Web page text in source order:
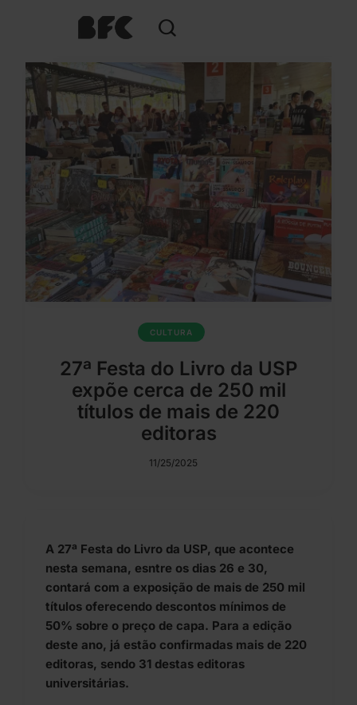
CULTURA
27ª Festa do Livro da USP
expõe cerca de 250 mil
títulos de mais de 220
editoras
11/25/2025
A 27ª Festa do Livro da USP, que acontece
nesta semana, esntre os dias 26 e 30,
contará com a exposição de mais de 250 mil
títulos oferecendo descontos mínimos de
50% sobre o preço de capa. Para a edição
deste ano, já estão confirmadas mais de 220
editoras, sendo 31 destas editoras
universitárias.